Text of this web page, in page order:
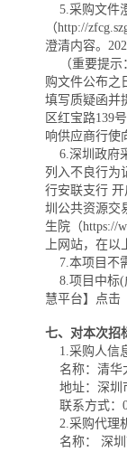
5.采购文件
（http://
澄清内容。
（重要提示
购文件公布之
填写质疑函并
区红宝路139
响供应商行使
6.深圳政府
列入不良行为
行安联支行
圳公共资源交
生院（https://
上网站，在
7.本项目不
8.项目中标(
慧平台】点击
七、对本次招
1.采购人信
名称：清华
地址：深圳
联系方式：
2.采购代理
名称： 深圳